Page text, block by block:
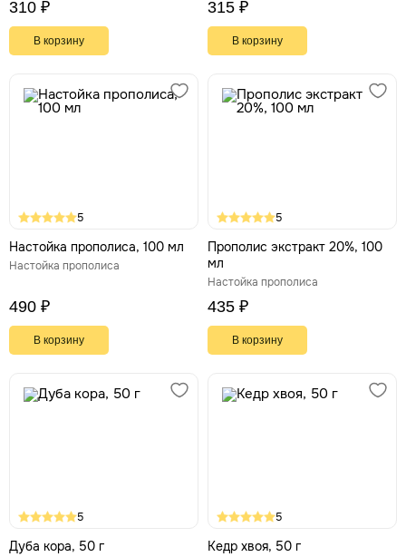
310 ₽
В корзину
315 ₽
В корзину
5
Настойка прополиса, 100 мл
Настойка прополиса
490 ₽
В корзину
5
Прополис экстракт 20%, 100
мл
Настойка прополиса
435 ₽
В корзину
5
Дуба кора, 50 г
5
Кедр хвоя, 50 г